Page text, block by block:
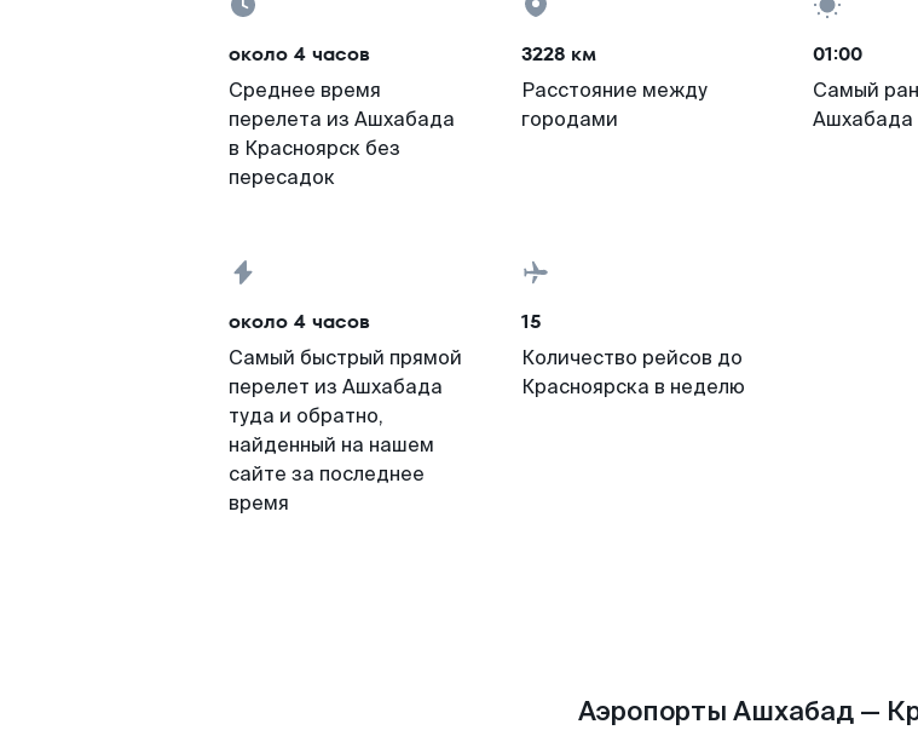
около 4 часов
Среднее время
перелета из Ашхабада
в Красноярск без
пересадок
3228 км
Расстояние между
городами
01:00
Самый
Ашхабада
около 4 часов
Самый быстрый прямой
перелет из Ашхабада
туда и обратно,
найденный на нашем
сайте за последнее
время
15
Количество рейсов до
Красноярска в неделю
Аэропорты Ашхабад —